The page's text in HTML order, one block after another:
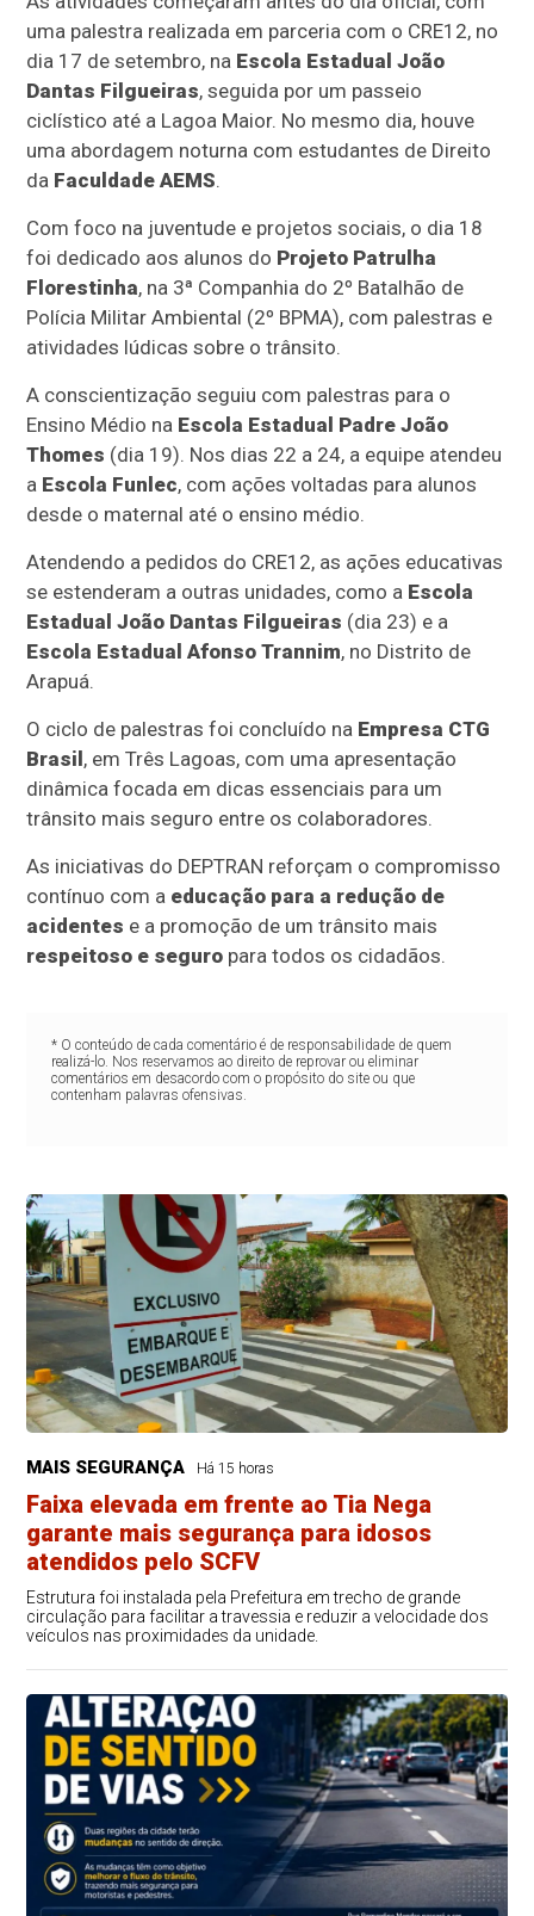
uma palestra realizada em parceria com o CRE12, no
dia 17 de setembro, na Escola Estadual João
Dantas Filgueiras, seguida por um passeio
ciclístico até a Lagoa Maior. No mesmo dia, houve
uma abordagem noturna com estudantes de Direito
da Faculdade AEMS.
Com foco na juventude e projetos sociais, o dia 18
foi dedicado aos alunos do Projeto Patrulha
Florestinha, na 3ª Companhia do 2º Batalhão de
Polícia Militar Ambiental (2º BPMA), com palestras e
atividades lúdicas sobre o trânsito.
A conscientização seguiu com palestras para o
Ensino Médio na Escola Estadual Padre João
Thomes (dia 19). Nos dias 22 a 24, a equipe atendeu
a Escola Funlec, com ações voltadas para alunos
desde o maternal até o ensino médio.
Atendendo a pedidos do CRE12, as ações educativas
se estenderam a outras unidades, como a Escola
Estadual João Dantas Filgueiras (dia 23) e a
Escola Estadual Afonso Trannim, no Distrito de
Arapuá.
O ciclo de palestras foi concluído na Empresa CTG
Brasil, em Três Lagoas, com uma apresentação
dinâmica focada em dicas essenciais para um
trânsito mais seguro entre os colaboradores.
As iniciativas do DEPTRAN reforçam o compromisso
contínuo com a educação para a redução de
acidentes e a promoção de um trânsito mais
respeitoso e seguro para todos os cidadãos.
* O conteúdo de cada comentário é de responsabilidade de quem
realizá-lo. Nos reservamos ao direito de reprovar ou eliminar
comentários em desacordo com o propósito do site ou que
contenham palavras ofensivas.
MAIS SEGURANÇA Há 15 horas
Faixa elevada em frente ao Tia Nega
garante mais segurança para idosos
atendidos pelo SCFV
Estrutura foi instalada pela Prefeitura em trecho de grande
circulação para facilitar a travessia e reduzir a velocidade dos
veículos nas proximidades da unidade.